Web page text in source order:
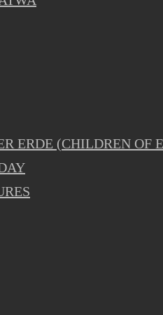
ERDE (CHILDREN OF